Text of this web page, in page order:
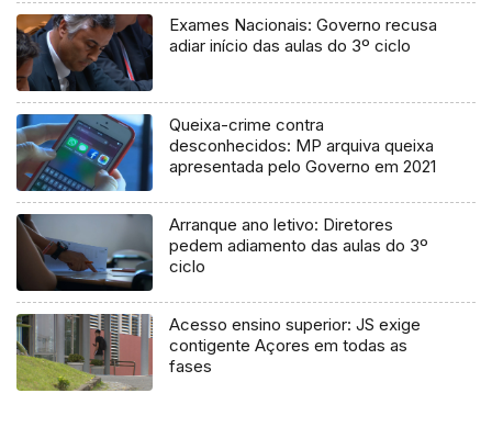
Exames Nacionais: Governo recusa
adiar início das aulas do 3º ciclo
Queixa-crime contra
desconhecidos: MP arquiva queixa
apresentada pelo Governo em 2021
Arranque ano letivo: Diretores
pedem adiamento das aulas do 3º
ciclo
Acesso ensino superior: JS exige
contigente Açores em todas as
fases